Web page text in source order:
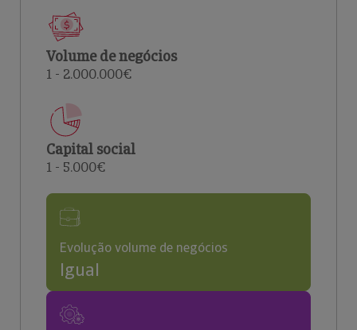
Volume de negócios
1 - 2.000.000€
Capital social
1 - 5.000€
Evolução volume de negócios
Igual